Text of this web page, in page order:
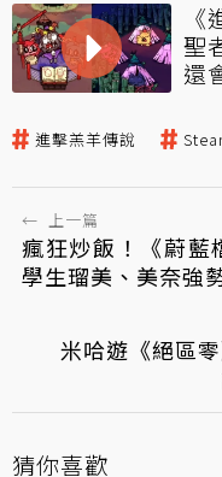
聖
還
進擊羔羊傳說
← 上一篇
瘋狂炒飯！《蔚藍
學生瑠美、美奈強
米哈遊《絕區
猜你喜歡